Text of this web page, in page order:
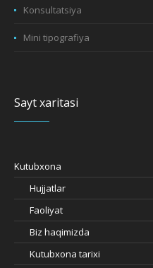
Konsultatsiya
Mini tipografiya
Sayt xaritasi
Kutubxona
Hujjatlar
Faoliyat
Biz haqimizda
Kutubxona tarixi